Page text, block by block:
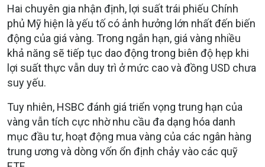
Hai chuyên gia nhận định, lợi suất trái phiếu Chính
phủ Mỹ hiện là yếu tố có ảnh hưởng lớn nhất đến biến
động của giá vàng. Trong ngắn hạn, giá vàng nhiều
khả năng sẽ tiếp tục dao động trong biên độ hẹp khi
lợi suất thực vẫn duy trì ở mức cao và đồng USD chưa
suy yếu.
Tuy nhiên, HSBC đánh giá triển vọng trung hạn của
vàng vẫn tích cực nhờ nhu cầu đa dạng hóa danh
mục đầu tư, hoạt động mua vàng của các ngân hàng
trung ương và dòng vốn ổn định chảy vào các quỹ